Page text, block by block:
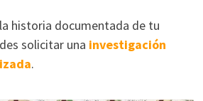
historia documentada de tu
solicitar una investigación
.